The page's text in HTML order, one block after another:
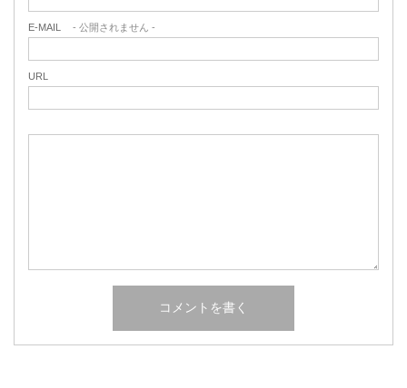
E-MAIL - 公開されません -
URL